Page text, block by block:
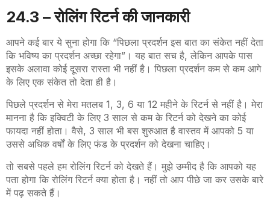
24.3 – रोलिंग रिटर्न की जानकारी
आपने कई बार ये सुना होगा कि “पिछला प्रदर्शन इस बात का संकेत नहीं देता
कि भविष्य का प्रदर्शन अच्छा रहेगा”। यह बात सच है, लेकिन आपके पास
इसके अलावा कोई दूसरा रास्ता भी नहीं है। पिछला प्रदर्शन कम से कम आगे
के लिए एक संकेत तो देता ही है।
पिछले प्रदर्शन से मेरा मतलब 1, 3, 6 या 12 महीने के रिटर्न से नहीं है। मेरा
मानना है कि इक्विटी के लिए 3 साल से कम के रिटर्न को देखने का कोई
फायदा नहीं होता। वैसे, 3 साल भी बस शुरुआत है वास्तव में आपको 5 या
उससे अधिक वर्षों के लिए फंड के प्रदर्शन को देखना चाहिए।
तो सबसे पहले हम रोलिंग रिटर्न को देखते हैं। मुझे उम्मीद है कि आपको यह
पता होगा कि रोलिंग रिटर्न क्या होता है। नहीं तो आप पीछे जा कर उसके बारे
में पढ़ सकते हैं।